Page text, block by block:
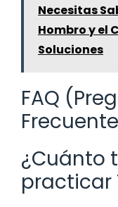
Necesitas
Hombro y el
Soluciones
FAQ
¿Cuánto
practicar